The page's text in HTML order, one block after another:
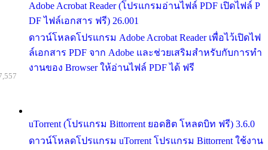
Adobe Acrobat Reader (โปรแกรมอ่านไฟล์ PDF เปิดไฟล์ P
DF ไฟล์เอกสาร ฟรี) 26.001
ดาวน์โหลดโปรแกรม Adobe Acrobat Reader เพื่อไว้เปิดไฟ
ล์เอกสาร PDF จาก Adobe และช่วยเสริมสำหรับกับการทำ
งานของ Browser ให้อ่านไฟล์ PDF ได้ ฟรี
uTorrent (โปรแกรม Bittorrent ยอดฮิต โหลดบิท ฟรี) 3.6.0
ดาวน์โหลดโปรแกรม uTorrent โปรแกรม Bittorrent ใช้งาน